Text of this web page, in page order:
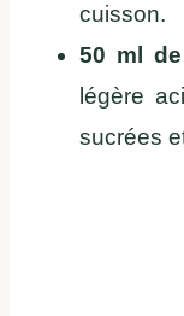
cuisson.
50 ml
légère
sucrées